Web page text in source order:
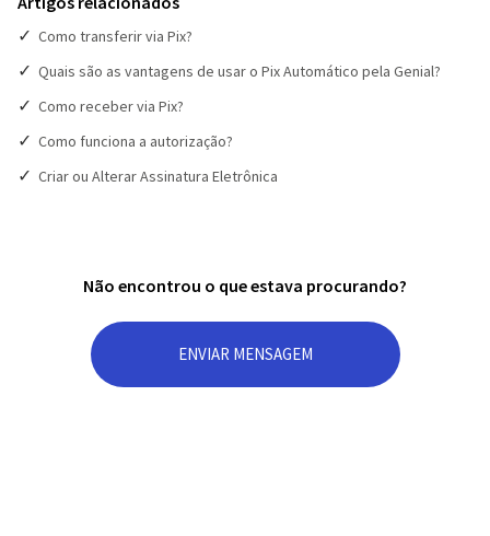
Como transferir via Pix?
Quais são as vantagens de usar o Pix Automático pela Genial?
Como receber via Pix?
Como funciona a autorização?
Criar ou Alterar Assinatura Eletrônica
Não encontrou o que estava procurando?
ENVIAR MENSAGEM